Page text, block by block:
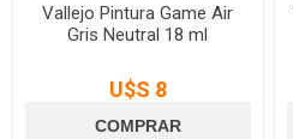
Vallejo Pintura Game Air
Gris Neutral 18 ml
U$S 8